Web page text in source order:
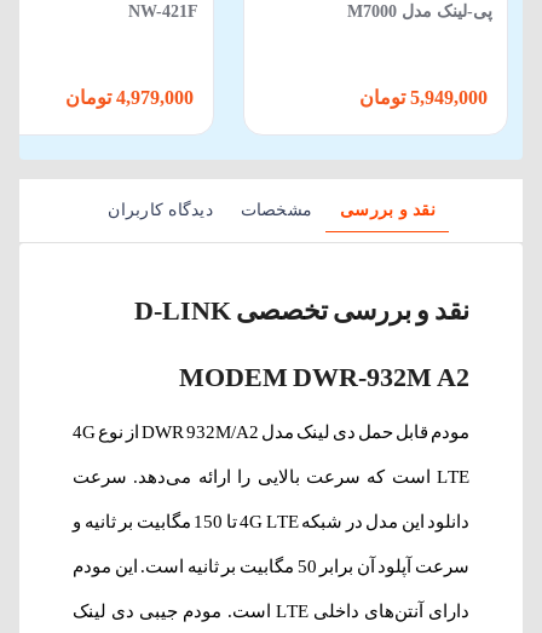
پی-لينک مدل M7000
NW-421F
نقد و بررسی مشخصات دیدگاه کاربران
نقد و بررسی تخصصی D-LINK
MODEM DWR-932M A2
مودم قابل حمل دی لینک مدل DWR 932M/A2 از نوع 4G
LTE است که سرعت بالایی را ارائه می‌دهد. سرعت
دانلود این مدل در شبکه 4G LTE تا 150 مگابیت بر ثانیه و
سرعت آپلود آن برابر 50 مگابیت بر ثانیه است. این مودم
دارای آنتن‌های داخلی LTE است. مودم جیبی دی لینک